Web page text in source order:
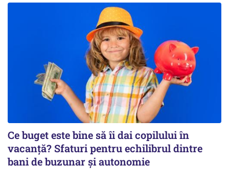
Ce buget este bine să îi dai copilului în
vacanță? Sfaturi pentru echilibrul dintre
bani de buzunar și autonomie